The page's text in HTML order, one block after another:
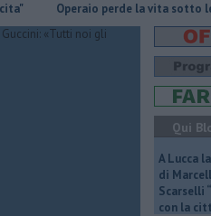
Operaio perde la vita sotto le lastre
Qui
A Lucca
di
Scarselli
con la